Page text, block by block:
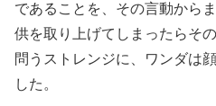
であることを、その言動から
供を取り上げてしまったらそ
問うストレンジに、ワンダは
した。